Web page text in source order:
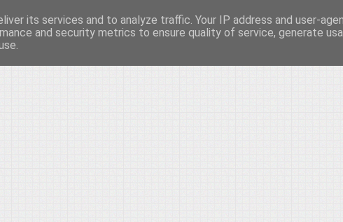
πολιτισμό, σε κάθε του μορφή και έκταση...
its services and to analyze traffic. Your IP address and user-
and security metrics to ensure quality of service, generate